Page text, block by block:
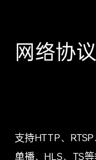
网络协
支持HTTP、
单播、HLS、TS等